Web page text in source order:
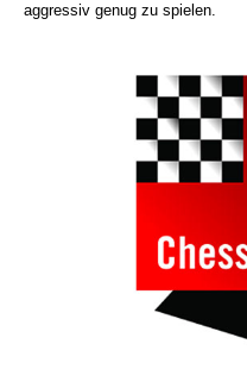
aggressiv genug zu spielen.